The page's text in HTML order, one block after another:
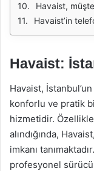
Havaist, müşteri memnuniyetine büyük önem vermektedir. Bu nedenle,
Havaist’in telefon numarası, yolcuların seyahat deneyimlerini
Havaist:
Havaist,
konforlu ve pratik
hizmetidir.
alındığında,
imkanı
profesyonel